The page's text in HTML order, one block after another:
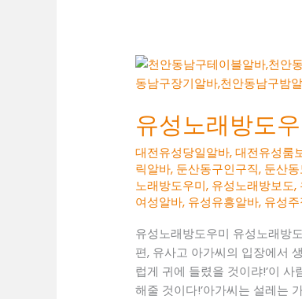
유성노래방도
대전유성당일알바,대전유성룸
릭알바, 둔산동구인구직, 둔산
노래방도우미, 유성노래방보도,
여성알바, 유성유흥알바, 유성
유성노래방도우미 유성노래방
편, 유사고 아가씨의 입장에서
럽게 귀에 들렸을 것이랴!’이
해줄 것이다!’아가씨는 설레는